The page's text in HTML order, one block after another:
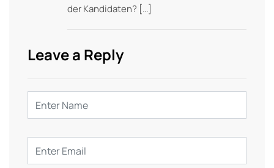
der Kandidaten? […]
Leave a Reply